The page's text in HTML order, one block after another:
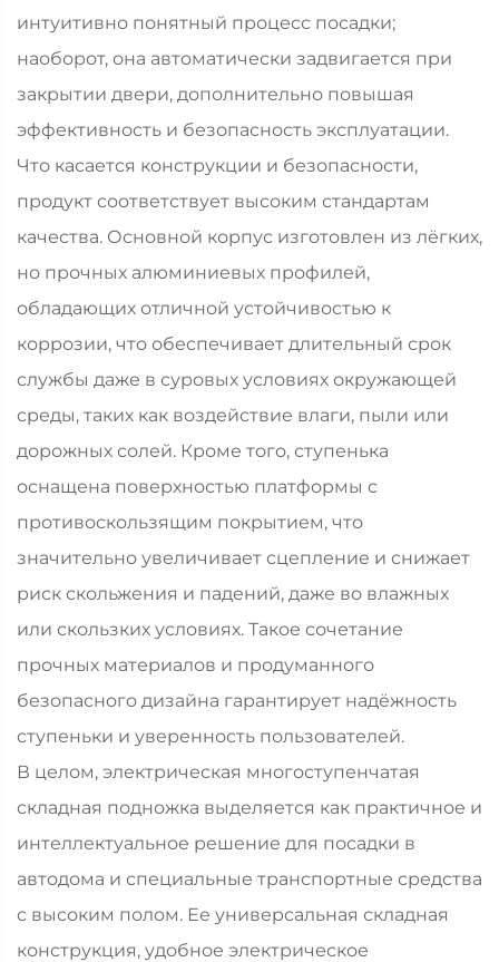
интуитивно понятный процесс посадки;
наоборот, она автоматически задвигается при
закрытии двери, дополнительно повышая
эффективность и безопасность эксплуатации.
Что касается конструкции и безопасности,
продукт соответствует высоким стандартам
качества. Основной корпус изготовлен из лёгких,
но прочных алюминиевых профилей,
обладающих отличной устойчивостью к
коррозии, что обеспечивает длительный срок
службы даже в суровых условиях окружающей
среды, таких как воздействие влаги, пыли или
дорожных солей. Кроме того, ступенька
оснащена поверхностью платформы с
противоскользящим покрытием, что
значительно увеличивает сцепление и снижает
риск скольжения и падений, даже во влажных
или скользких условиях. Такое сочетание
прочных материалов и продуманного
безопасного дизайна гарантирует надёжность
ступеньки и уверенность пользователей.
В целом, электрическая многоступенчатая
складная подножка выделяется как практичное и
интеллектуальное решение для посадки в
автодома и специальные транспортные средства
с высоким полом. Ее универсальная складная
конструкция, удобное электрическое